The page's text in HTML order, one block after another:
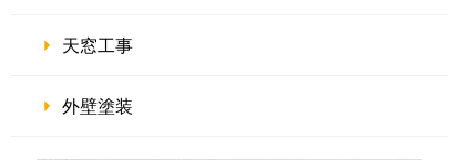
天窓工事
外壁塗装